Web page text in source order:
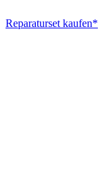
Reparaturset kaufen*